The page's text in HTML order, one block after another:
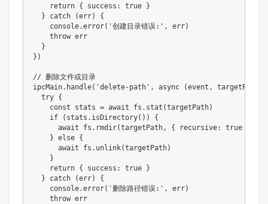
    return { success: true }
  } catch (err) {
    console.error('创建目录错误:', err)
    throw err
  }
})
// 删除文件或目录
ipcMain.handle('delete-path', async (event, targetPath)
  try {
    const stats = await fs.stat(targetPath)
    if (stats.isDirectory()) {
      await fs.rmdir(targetPath, { recursive: true })
    } else {
      await fs.unlink(targetPath)
    }
    return { success: true }
  } catch (err) {
    console.error('删除路径错误:', err)
    throw err